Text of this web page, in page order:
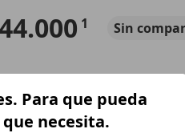
1 Sin
Para que pueda
necesita.